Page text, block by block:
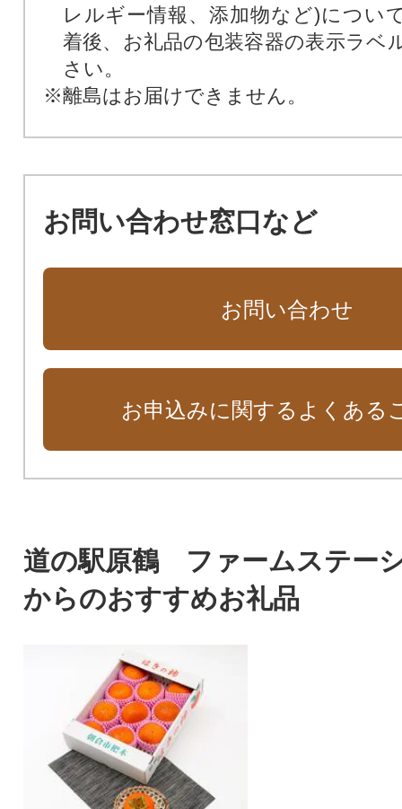
レルギー情報、添加物など)につい
着後、お礼品の包装容器の表示ラベ
さい。
※離島はお届けできません。
お問い合わせ窓口など
お問い合わせ
お申込みに関するよくある
道の駅原鶴 ファームステー
からのおすすめお礼品